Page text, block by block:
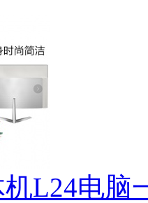
L24电脑